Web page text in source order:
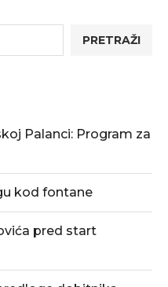
PRETRAŽI
Palanci: Program za
kod fontane
pred start